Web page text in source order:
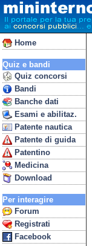
Home
Quiz e bandi
Quiz concorsi
Bandi
Banche dati
Esami e abilitaz.
Patente nautica
Patente di guida
Patentino
Medicina
Download
Per interagire
Forum
Registrati
Facebook